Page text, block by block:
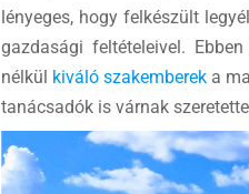
lényeges, hogy felkészült
gazdasági feltételeivel.
nélkül kiváló szakemberek a
tanácsadók is várnak